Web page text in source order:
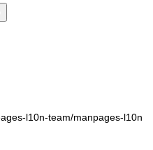
l10n-team/manpages-l10n